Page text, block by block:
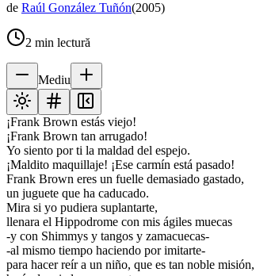
de Raúl González Tuñón(2005)
2 min lectură
Mediu
¡Frank Brown estás viejo!
¡Frank Brown tan arrugado!
Yo siento por ti la maldad del espejo.
¡Maldito maquillaje! ¡Ese carmín está pasado!
Frank Brown eres un fuelle demasiado gastado,
un juguete que ha caducado.
Mira si yo pudiera suplantarte,
llenara el Hippodrome con mis ágiles muecas
-y con Shimmys y tangos y zamacuecas-
-al mismo tiempo haciendo por imitarte-
para hacer reír a un niño, que es tan noble misión,